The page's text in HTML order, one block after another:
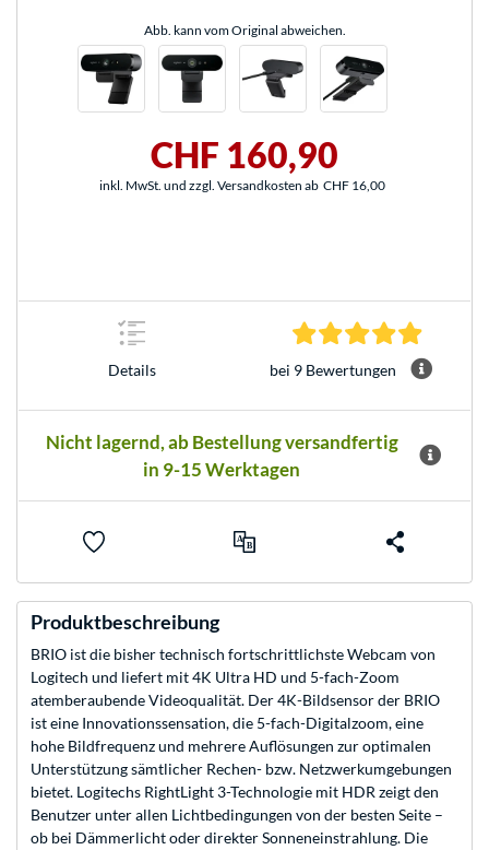
Abb. kann vom Original abweichen.
CHF 160,90
inkl. MwSt. und zzgl. Versandkosten ab CHF 16,00
Details bei 9 Bewertungen
Nicht lagernd, ab Bestellung versandfertig
in 9-15 Werktagen
Produktbeschreibung
BRIO ist die bisher technisch fortschrittlichste Webcam von
Logitech und liefert mit 4K Ultra HD und 5-fach-Zoom
atemberaubende Videoqualität. Der 4K-Bildsensor der BRIO
ist eine Innovationssensation, die 5-fach-Digitalzoom, eine
hohe Bildfrequenz und mehrere Auflösungen zur optimalen
Unterstützung sämtlicher Rechen- bzw. Netzwerkumgebungen
bietet. Logitechs RightLight 3-Technologie mit HDR zeigt den
Benutzer unter allen Lichtbedingungen von der besten Seite –
ob bei Dämmerlicht oder direkter Sonneneinstrahlung. Die